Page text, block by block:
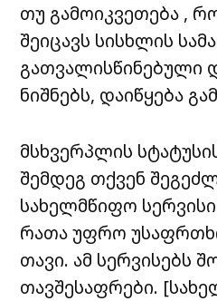
თუ გამოიკვეთება ,
შეიცავს სისხლის
გათვალისწინებული
ნიშნებს, დაიწყება
მსხვერპლის
შემდეგ თქვენ
სახელმწიფო
რათა უფრო
თავი. ამ სერვისებს
თავშესაფრები.